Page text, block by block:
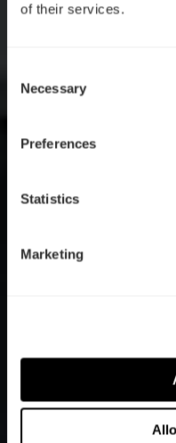
of their services.
Selection
Necessary
Preferences
Statistics
Marketing